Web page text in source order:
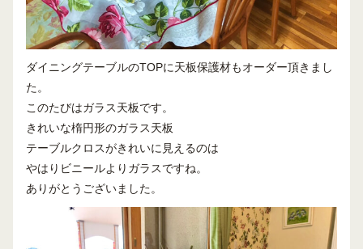
ダイニングテーブルのTOPに天板保護材もオーダー頂きまし
た。
このたびはガラス天板です。
きれいな楕円形のガラス天板
テーブルクロスがきれいに見えるのは
やはりビニールよりガラスですね。
ありがとうございました。